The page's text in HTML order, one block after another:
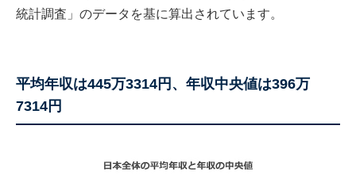
統計調査」のデータを基に算出されています。
平均年収は445万3314円、年収中央値は396万
7314円